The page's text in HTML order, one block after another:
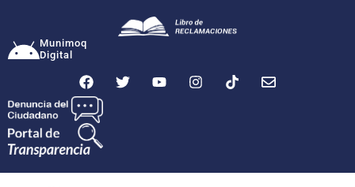
Munimoq
Digital